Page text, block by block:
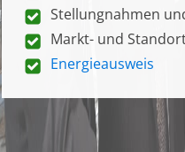
Stellungnahmen
Markt- und
Energieausweis